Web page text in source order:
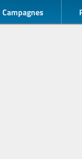
Campagnes